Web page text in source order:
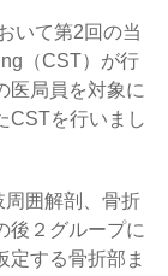
いて第2回の当
（CST）が行
医局員を対象に
CSTを行いまし
周囲解剖、骨折
後２グループに
定する骨折部ま